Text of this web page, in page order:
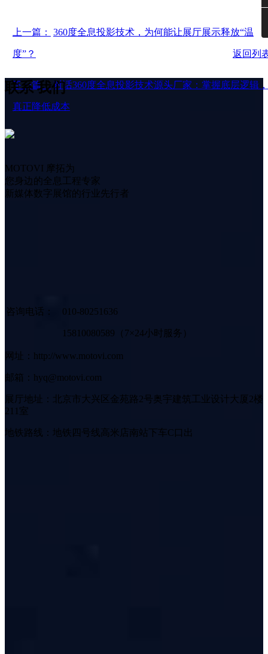
上一篇： 360度全息投影技术，为何能让展厅展示释放“温
度”？ 返回列
下一篇： 对话360度全息投影技术源头厂家：掌握底层逻辑，
真正降低成本
联系我们
MOTOVI 摩拓为
您身边的全息工程专家
新媒体数字展馆的行业先行者
咨询电话： 010-80251636
15810080589（7×24小时服务）
网址：http://www.motovi.com
邮箱：hyq@motovi.com
展厅地址：北京市大兴区金苑路2号奥宇建筑工业设计大厦2楼
211室
地铁路线：地铁四号线高米店南站下车C口出